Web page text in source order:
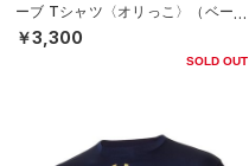
ーブ Tシャツ〈オリっこ〉（ベース
ボール/KIDS）
￥3,300
SOLD OUT